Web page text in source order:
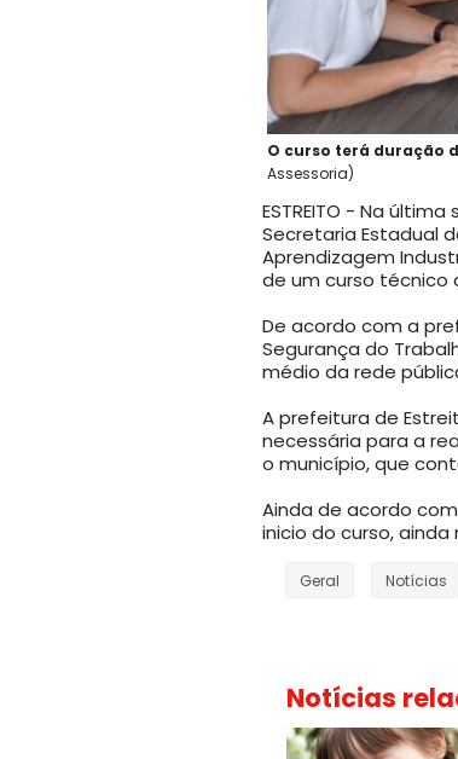
O curso terá duração
Assessoria)
ESTREITO - Na
Secretaria Estadual
Aprendizagem
de um curso técnico
De acordo com a
Segurança do
médio da rede
A prefeitura de
necessária para a
o município, que
Ainda de acordo
inicio do curso,
Geral Notícias
Notícias